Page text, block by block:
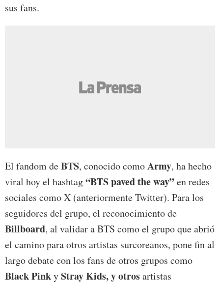
sus fans.
El fandom deBTS, conocido comoArmy, ha hecho
viral hoy el hashtag“BTS paved the way”en redes
sociales como X (anteriormente Twitter). Para los
seguidores del grupo, el reconocimiento de
Billboard, al validar a BTS como el grupo que abrió
el camino para otros artistas surcoreanos, pone fin al
largo debate con los fans de otros grupos como
Black PinkyStray Kids, y otrosartistas